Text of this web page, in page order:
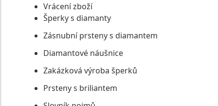
Vrácení zboží
Šperky s diamanty
Zásnubní prsteny s diamantem
Diamantové náušnice
Zakázková výroba šperků
Prsteny s briliantem